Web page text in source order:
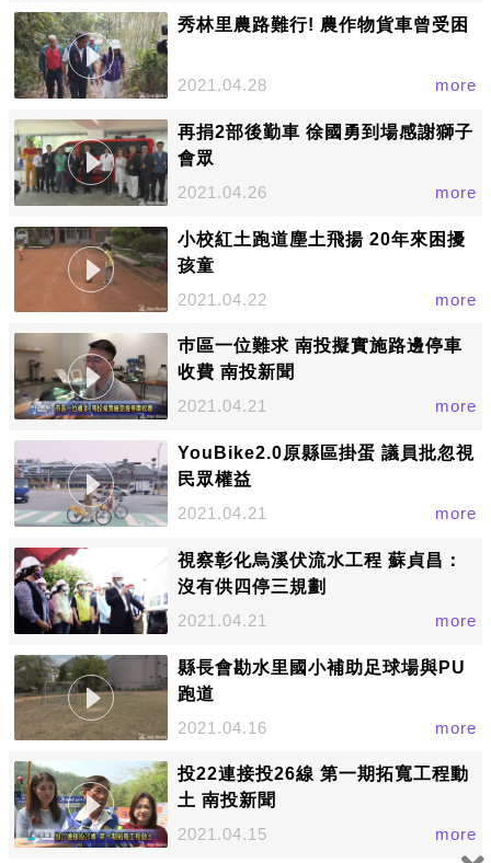
秀林里農路難行! 農作物貨車曾受困
2021.04.28 more
再捐2部後勤車 徐國勇到場感謝獅子
會眾
2021.04.26
more
小校紅土跑道塵土飛揚 20年來困擾
孩童
2021.04.22
more
巿區一位難求 南投擬實施路邊停車
收費 南投新聞
2021.04.21
more
YouBike2.0原縣區掛蛋 議員批忽視
民眾權益
2021.04.21
more
視察彰化烏溪伏流水工程 蘇貞昌：
沒有供四停三規劃
2021.04.21
more
縣長會勘水里國小補助足球場與PU
跑道
2021.04.16
more
投22連接投26線 第一期拓寬工程動
土 南投新聞
2021.04.15
more